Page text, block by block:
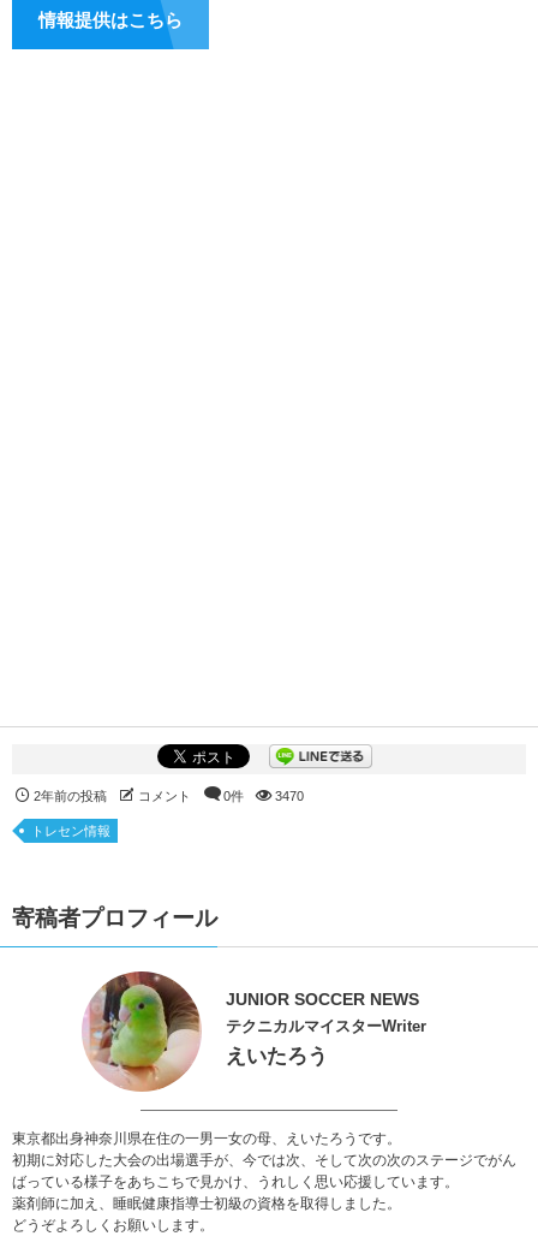
情報提供はこちら
2年前の投稿 コメント 0件 3470
トレセン情報
寄稿者プロフィール
JUNIOR SOCCER NEWS
テクニカルマイスターWriter
えいたろう
東京都出身神奈川県在住の一男一女の母、えいたろうです。
初期に対応した大会の出場選手が、今では次、そして次の次のステージでがん
ばっている様子をあちこちで見かけ、うれしく思い応援しています。
薬剤師に加え、睡眠健康指導士初級の資格を取得しました。
どうぞよろしくお願いします。